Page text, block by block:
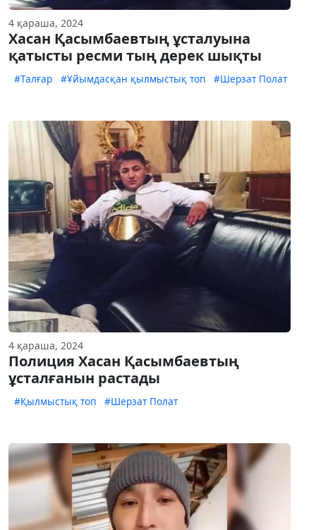
4 қараша, 2024
Хасан Қасымбаевтың ұсталуына
қатысты ресми тың дерек шықты
#Талғар #Ұйымдасқан қылмыстық топ #Шерзат Полат
4 қараша, 2024
Полиция Хасан Қасымбаевтың
ұсталғанын растады
#Қылмыстық топ #Шерзат Полат